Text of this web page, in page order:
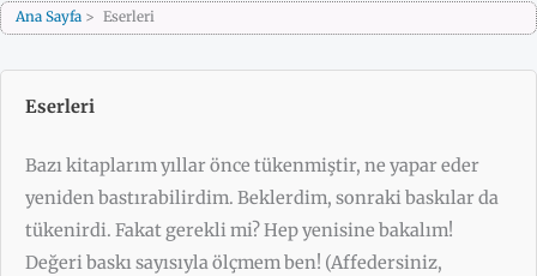
Ana Sayfa Eserleri
Eserleri
Bazı kitaplarım yıllar önce tükenmiştir, ne yapar eder
yeniden bastırabilirdim. Beklerdim, sonraki baskılar da
tükenirdi. Fakat gerekli mi? Hep yenisine bakalım!
Değeri baskı sayısıyla ölçmem ben! (Affedersiniz,